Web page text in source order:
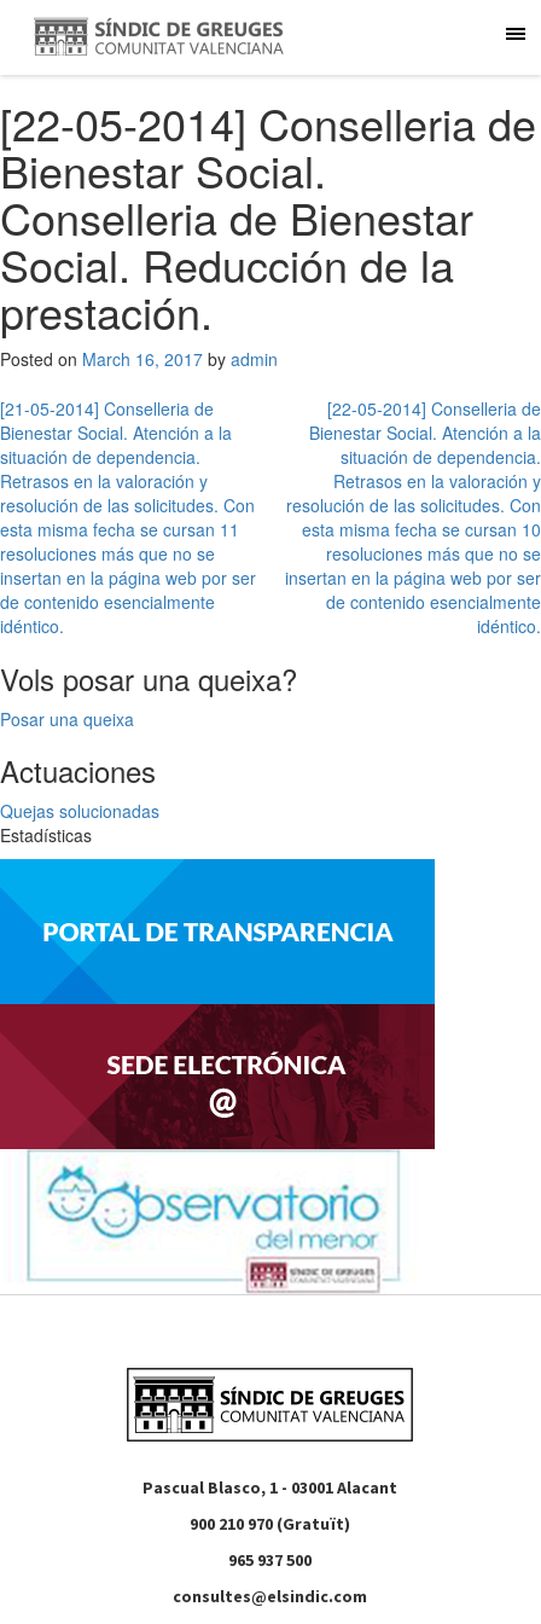
[22-05-2014] Conselleria de
Bienestar Social.
Conselleria de Bienestar
Social. Reducción de la
prestación.
Posted on March 16, 2017 by admin
Post
navigation
[21-05-2014] Conselleria de
Bienestar Social. Atención a la
situación de dependencia.
Retrasos en la valoración y
resolución de las solicitudes. Con
esta misma fecha se cursan 11
resoluciones más que no se
insertan en la página web por ser
de contenido esencialmente
idéntico.
[22-05-2014] Conselleria de
Bienestar Social. Atención a la
situación de dependencia.
Retrasos en la valoración y
resolución de las solicitudes. Con
esta misma fecha se cursan 10
resoluciones más que no se
insertan en la página web por ser
de contenido esencialmente
idéntico.
Vols posar una queixa?
Posar una queixa
Actuaciones
Quejas solucionadas
Estadísticas
Pascual Blasco, 1 - 03001 Alacant
900 210 970 (Gratuït)
965 937 500
consultes@elsindic.com